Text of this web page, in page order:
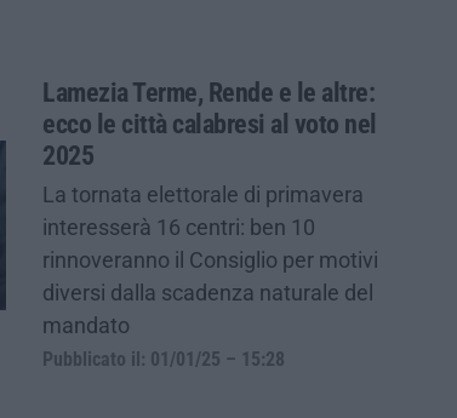
Lamezia Terme, Rende e le altre:
ecco le città calabresi al voto nel
2025
La tornata elettorale di primavera
interesserà 16 centri: ben 10
rinnoveranno il Consiglio per motivi
diversi dalla scadenza naturale del
mandato
Pubblicato il: 01/01/25 – 15:28